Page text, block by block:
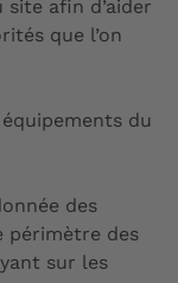
afin d’aider
que l’on
du
des
périmètre des
sur les